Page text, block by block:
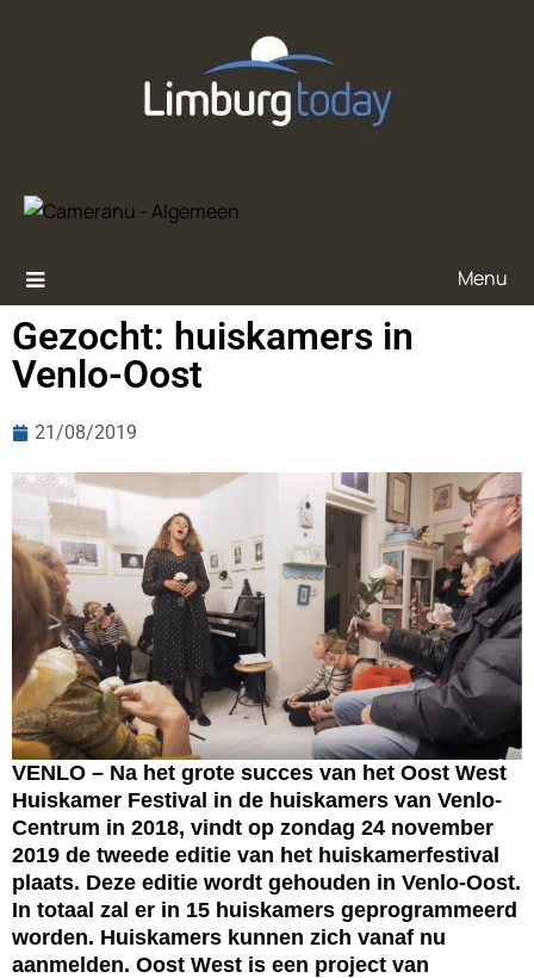
Menu
Gezocht: huiskamers in
Venlo-Oost
21/08/2019
VENLO – Na het grote succes van het Oost West
Huiskamer Festival in de huiskamers van Venlo-
Centrum in 2018, vindt op zondag 24 november
2019 de tweede editie van het huiskamerfestival
plaats. Deze editie wordt gehouden in Venlo-Oost.
In totaal zal er in 15 huiskamers geprogrammeerd
worden. Huiskamers kunnen zich vanaf nu
aanmelden. Oost West is een project van